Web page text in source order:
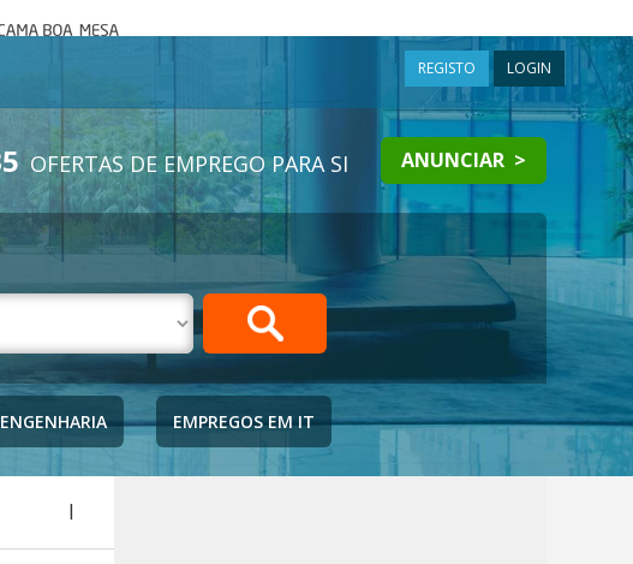
mesa
REGISTO LOGIN
OFERTAS DE EMPREGO PARA SI ANUNCIAR >
ENGENHARIA EMPREGOS EM IT
|